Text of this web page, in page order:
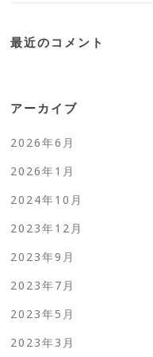
最近のコメント
アーカイブ
2026年6月
2026年1月
2024年10月
2023年12月
2023年9月
2023年7月
2023年5月
2023年3月